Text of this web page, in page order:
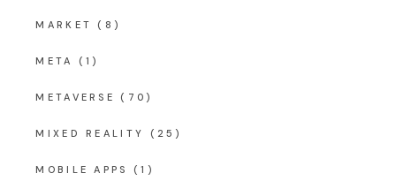
MARKET (8)
META (1)
METAVERSE (70)
MIXED REALITY (25)
MOBILE APPS (1)